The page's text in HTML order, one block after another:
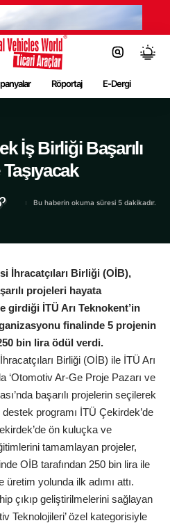
Röportaj E-Dergi
İş Birliği Başarılı
Bu haberin okuma süresi 5 dakikadır.
İhracatçıları Birliği (OİB),
projeleri hayata
İTÜ Arı Teknokent’in
finalinde 5 projenin
bin lira ödül verdi.
Birliği (OİB) ile İTÜ Arı
‘Otomotiv Ar-Ge Proje Pazarı ve
başarılı projelerin seçilerek
programı İTÜ Çekirdek’de
ön kuluçka ve
tamamlayan projeler,
OİB tarafından 250 bin lira ile
yolunda ilk adımı attı.
çıkıp geliştirilmelerini sağlayan
Teknolojileri’ özel kategorisiyle